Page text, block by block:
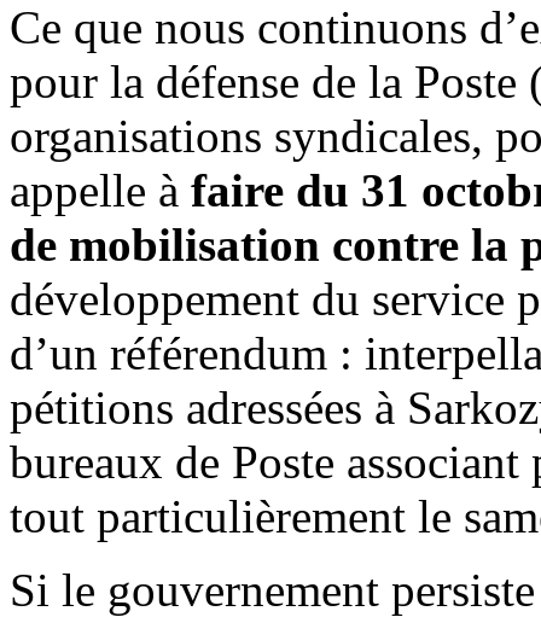
Ce que nous continuons
pour la défense de la
organisations syndicales,
appelle à faire du 31
de mobilisation contre la
développement du service
d’un référendum :
pétitions adressées à
bureaux de Poste
tout particulièrement le
Si le gouvernement